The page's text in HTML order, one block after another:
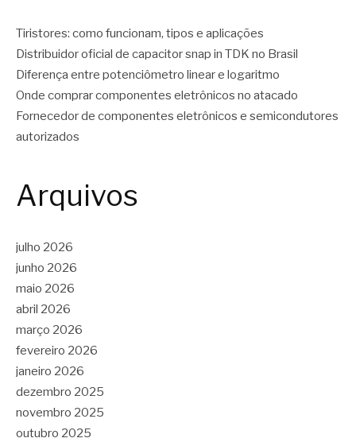
Tiristores: como funcionam, tipos e aplicações
Distribuidor oficial de capacitor snap in TDK no Brasil
Diferença entre potenciômetro linear e logaritmo
Onde comprar componentes eletrônicos no atacado
Fornecedor de componentes eletrônicos e semicondutores
autorizados
Arquivos
julho 2026
junho 2026
maio 2026
abril 2026
março 2026
fevereiro 2026
janeiro 2026
dezembro 2025
novembro 2025
outubro 2025